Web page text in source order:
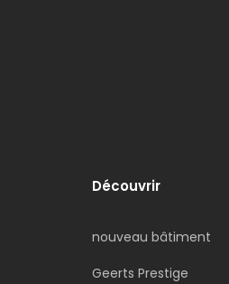
Découvrir
nouveau bâtiment
Geerts Prestige